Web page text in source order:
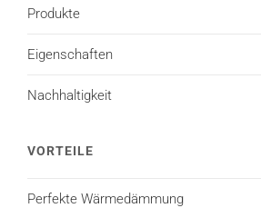
Produkte
Eigenschaften
Nachhaltigkeit
VORTEILE
Perfekte Wärmedämmung